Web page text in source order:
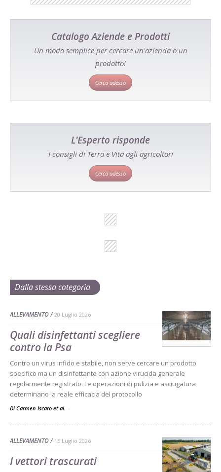
Catalogo Aziende e Prodotti
Un modo semplice per cercare un'azienda o un
prodotto!
Cerca adesso
L'Esperto risponde
I consigli di Terra e Vita agli agricoltori
Cerca adesso
Dalla stessa categoria
ALLEVAMENTO 20 Luglio 2026
Quali disinfettanti scegliere
contro la Psa
Contro un virus infido e stabile, non serve cercare un prodotto
specifico ma un disinfettante con azione virucida generale
regolarmente registrato. Le operazioni di pulizia e asciugatura
determinano la reale efficacia del protocollo
Di Carmen Iscaro et al. -
ALLEVAMENTO 16 Luglio 2026
I vettori trascurati